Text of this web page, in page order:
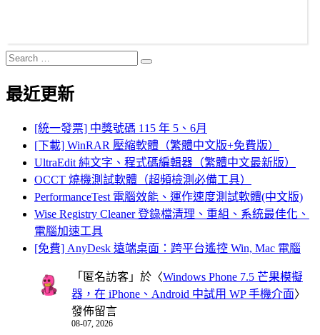
Search
for:
Search
最近更新
[統一發票] 中獎號碼 115 年 5、6月
[下載] WinRAR 壓縮軟體（繁體中文版+免費版）
UltraEdit 純文字、程式碼編輯器（繁體中文最新版）
OCCT 燒機測試軟體（超頻檢測必備工具）
PerformanceTest 電腦效能、運作速度測試軟體(中文版)
Wise Registry Cleaner 登錄檔清理、重組、系統最佳化、
電腦加速工具
[免費] AnyDesk 遠端桌面：跨平台遙控 Win, Mac 電腦
「 匿名訪客 」於〈Windows Phone 7.5 芒果模擬
器，在 iPhone、Android 中試用 WP 手機介面〉
發佈留言
08-07, 2026